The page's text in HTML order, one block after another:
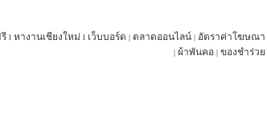
l หางานเชียงใหม่ l เว็บบอร์ด | ตลาดออนไลน์ | อัตราค่าโฆษณา
| ผ้าพันคอ | ของชำร่วย